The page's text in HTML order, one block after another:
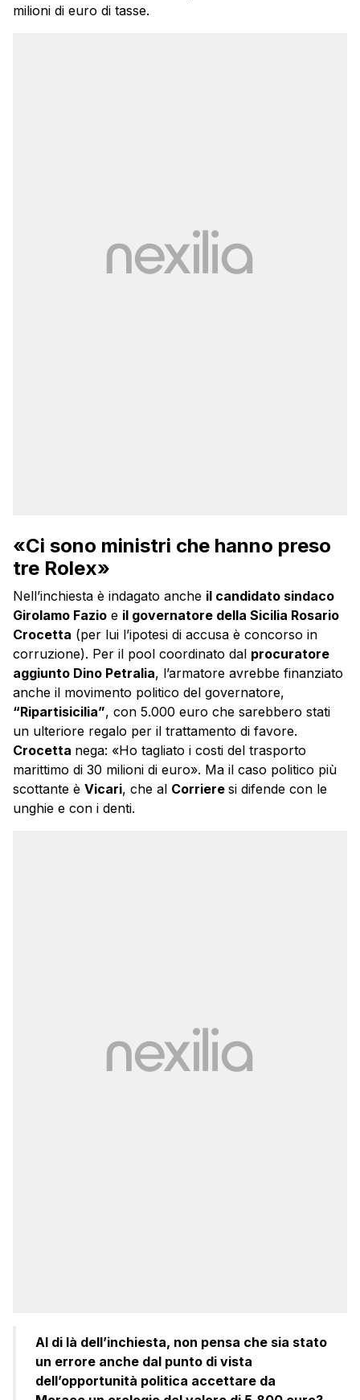
milioni di euro di tasse.
«Ci sono ministri che hanno preso
tre Rolex»
Nell’inchiesta è indagato anche il candidato sindaco
Girolamo Fazio e il governatore della Sicilia Rosario
Crocetta (per lui l’ipotesi di accusa è concorso in
corruzione). Per il pool coordinato dal procuratore
aggiunto Dino Petralia, l’armatore avrebbe finanziato
anche il movimento politico del governatore,
“Ripartisicilia”, con 5.000 euro che sarebbero stati
un ulteriore regalo per il trattamento di favore.
Crocetta nega: «Ho tagliato i costi del trasporto
marittimo di 30 milioni di euro». Ma il caso politico più
scottante è Vicari, che al Corriere si difende con le
unghie e con i denti.
Al di là dell’inchiesta, non pensa che sia stato
un errore anche dal punto di vista
dell’opportunità politica accettare da